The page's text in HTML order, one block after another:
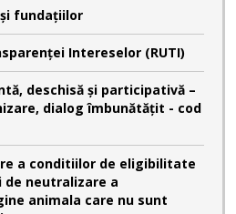
fundațiilor
Intereselor (RUTI)
deschisă și participativă –
dialog îmbunătățit - cod
a conditiilor de eligibilitate
neutralizare a
animala care nu sunt